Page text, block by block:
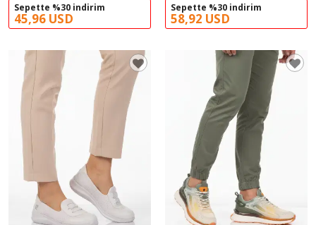
Sepette %30 indirim
45,96 USD
Sepette %30 indirim
58,92 USD